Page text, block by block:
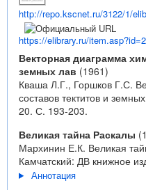
http://repo.kscnet.ru/3122/1/
https://elibrary.ru/
Векторная диаграмма
земных лав (1961)
Кваша Л.Г., Горшков Г.С.
составов тектитов и
20. С. 193-203.
Великая тайна Раскалы
Мархинин Е.К. Великая
Камчатский: ДВ книжное
Аннотация